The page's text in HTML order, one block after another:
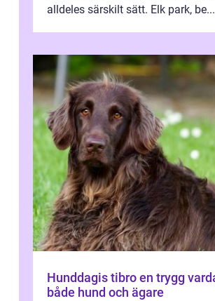
alldeles särskilt sätt. Elk park, be...
Hunddagis tibro en trygg vardag för
både hund och ägare